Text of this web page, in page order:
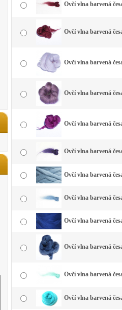
Ovčí vlna barvená
Ovčí vlna barvená
Ovčí vlna barvená
Ovčí vlna barvená
Ovčí vlna barvená
Ovčí vlna barvená
Ovčí vlna barvená
Ovčí vlna barvená
Ovčí vlna barvená
Ovčí vlna barvená
Ovčí vlna barvená
Ovčí vlna barvená